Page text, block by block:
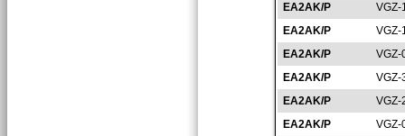
EA2AK/P
VGZ-
EA2AK/P
VGZ-
EA2AK/P
VGZ-
EA2AK/P
VGZ-
EA2AK/P
VGZ-
EA2AK/P
VGZ-